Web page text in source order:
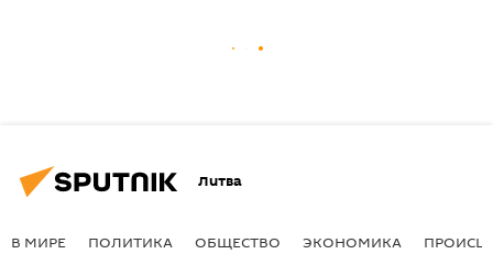
Литва
В МИРЕ ПОЛИТИКА ОБЩЕСТВО ЭКОНОМИКА